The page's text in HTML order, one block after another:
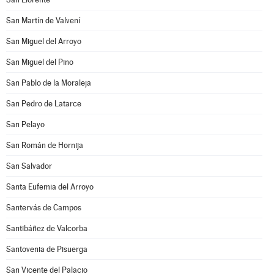
San Martín de Valvení
San Miguel del Arroyo
San Miguel del Pino
San Pablo de la Moraleja
San Pedro de Latarce
San Pelayo
San Román de Hornija
San Salvador
Santa Eufemia del Arroyo
Santervás de Campos
Santibáñez de Valcorba
Santovenia de Pisuerga
San Vicente del Palacio